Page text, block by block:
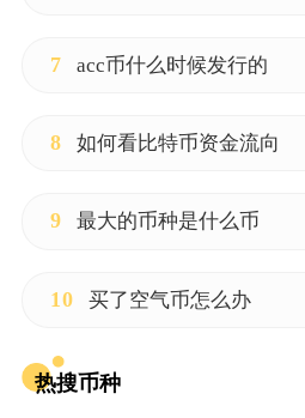
7 acc币什么时候发行的
8 如何看比特币资金流向
9 最大的币种是什么币
10 买了空气币怎么办
热搜币种